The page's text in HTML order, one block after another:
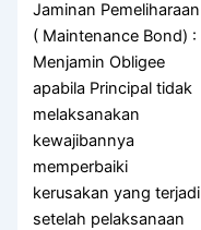
Jaminan Pemeliharaan
( Maintenance Bond) :
Menjamin Obligee
apabila Principal tidak
melaksanakan
kewajibannya
memperbaiki
kerusakan yang terjadi
setelah pelaksanaan